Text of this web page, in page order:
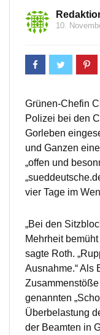
10.
Grünen-Chefin
Polizei bei den
Gorleben
und Ganzen
„offen und
vier Tage im
„Bei den
Mehrheit
sagte Roth.
Ausnahme.“ Als
genannten
Überbelastung
der Beamten in